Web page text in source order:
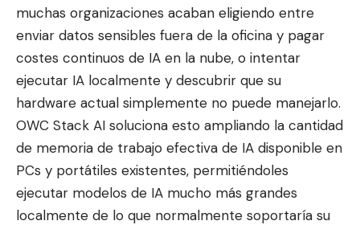
muchas organizaciones acaban eligiendo entre
enviar datos sensibles fuera de la oficina y pagar
costes continuos de IA en la nube, o intentar
ejecutar IA localmente y descubrir que su
hardware actual simplemente no puede manejarlo.
OWC Stack AI soluciona esto ampliando la cantidad
de memoria de trabajo efectiva de IA disponible en
PCs y portátiles existentes, permitiéndoles
ejecutar modelos de IA mucho más grandes
localmente de lo que normalmente soportaría su